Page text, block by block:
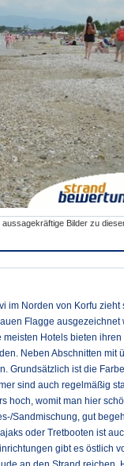
aussagekräftige Bilder zu
im Norden von Korfu
Flagge
Hotels bieten
Neben Abschnitten mit
Grundsätzlich ist die
sind auch regelmäßig
hoch, womit man hier
Sandmischung, gut
oder Tretbooten ist
gibt es östlich